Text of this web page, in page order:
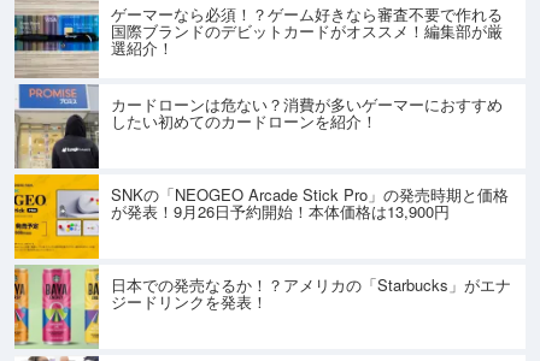
ゲーマーなら必須！？ゲーム好きなら審査不要で作れる
国際ブランドのデビットカードがオススメ！編集部が厳
選紹介！
カードローンは危ない？消費が多いゲーマーにおすすめ
したい初めてのカードローンを紹介！
SNKの「NEOGEO Arcade Stick Pro」の発売時期と価格
が発表！9月26日予約開始！本体価格は13,900円
日本での発売なるか！？アメリカの「Starbucks」がエナ
ジードリンクを発表！